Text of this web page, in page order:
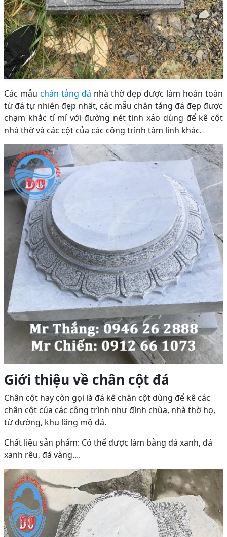
Các mẫu chân tảng đá nhà thờ đẹp được làm hoàn toàn
từ đá tự nhiên đẹp nhất, các mẫu chân tảng đá đẹp được
chạm khắc tỉ mỉ với đường nét tinh xảo dùng để kê cột
nhà thờ và các cột của các công trình tâm linh khác.
Giới thiệu về chân cột đá
Chân cột hay còn gọi là đá kê chân cột dùng để kê các
chân cột của các công trình như đình chùa, nhà thờ họ,
từ đường, khu lăng mộ đá.
Chất liệu sản phẩm: Có thể được làm bằng đá xanh, đá
xanh rêu, đá vàng....